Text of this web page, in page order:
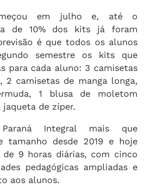
em julho e, até o
de 10% dos kits já foram
é que todos os alunos
semestre os kits que
para cada aluno: 3 camisetas
2 camisetas de manga longa,
1 blusa de moletom
de zíper.
Integral mais que
tamanho desde 2019 e hoje
de 9 horas diárias, com cinco
pedagógicas ampliadas e
aos alunos.